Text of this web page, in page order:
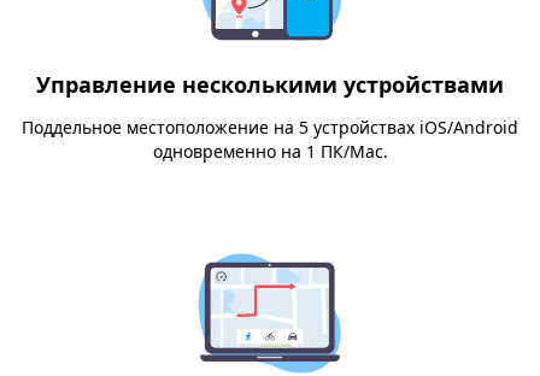
Управление несколькими устройствами
Поддельное местоположение на 5 устройствах iOS/Android
одновременно на 1 ПК/Mac.